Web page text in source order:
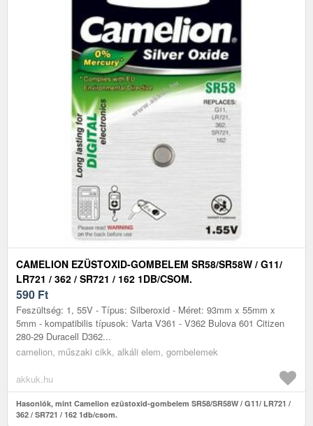
CAMELION EZÜSTOXID-GOMBELEM SR58/SR58W / G11/
LR721 / 362 / SR721 / 162 1DB/CSOM.
590 Ft
Feszültség: 1, 55V - Típus: Silberoxid - Méret: 93mm x 55mm x
5mm - kompatibilis típusok: Varta V361 - V362 Bulova 601 Citizen
280-29 Duracell D362...
camelion, műszaki cikk, alkáli elem, gombelemek
akkuk.hu
Hasonlók, mint Camelion ezüstoxid-gombelem SR58/SR58W / G11/ LR721 /
362 / SR721 / 162 1db/csom.